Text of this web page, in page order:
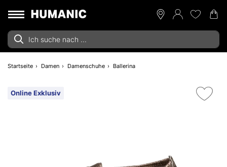
Startseite Damen Damenschuhe Ballerina
Online Exklusiv